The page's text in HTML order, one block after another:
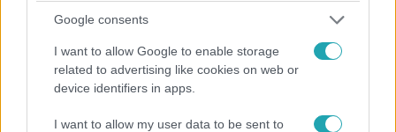
Google consents
I want to allow Google to enable storage
related to advertising like cookies on web or
device identifiers in apps.
I want to allow my user data to be sent to